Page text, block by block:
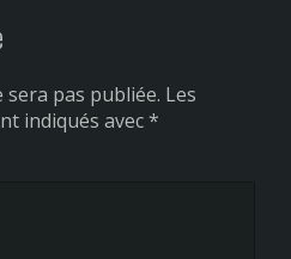
pas publiée. Les
indiqués avec*